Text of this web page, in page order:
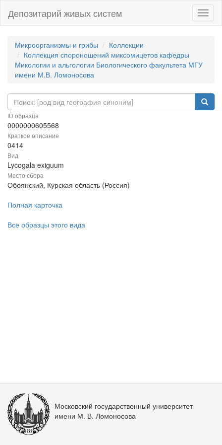
Депозитарий живых систем
Микроорганизмы и грибы
Коллекции
Коллекция спороношений миксомицетов кафедры
Микологии и альгологии Биологического факультета МГУ
имени М.В. Ломоносова
ID образца
0000000605568
Краткое описание
0414
Вид
Lycogala exiguum
Место сбора
Обоянский, Курская область (Россия)
Полная карточка
Все образцы этого вида
Московский государственный университет
имени М. В. Ломоносова